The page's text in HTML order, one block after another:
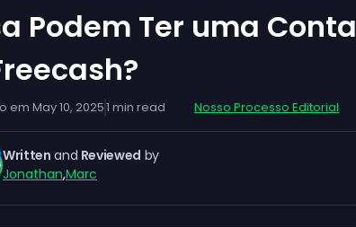
Podem Ter uma Conta
em May 10, 20251 min read Nosso Processo Editorial
Written and Reviewed by
Jonathan,Marc